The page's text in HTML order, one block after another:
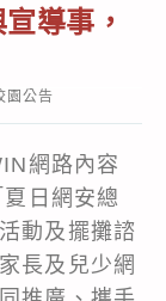
導事，
園公告
網路內容
日網安總
動及擺攤諮
長及兒少網